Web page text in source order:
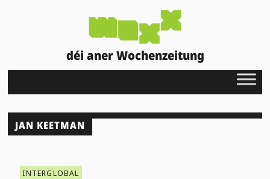
déi aner Wochenzeitung
JAN KEETMAN
INTERGLOBAL